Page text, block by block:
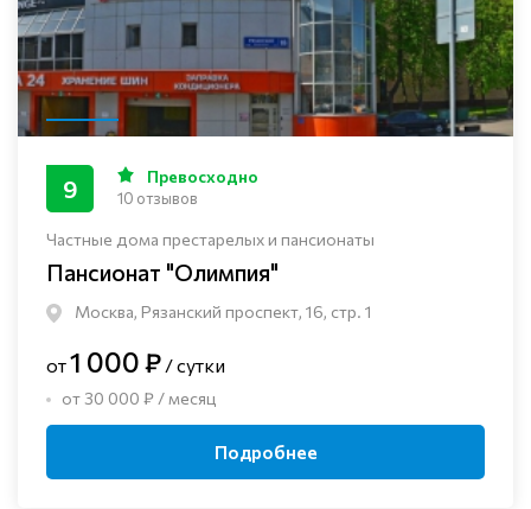
Частные дома престарелых и пансионаты
Пансионат "Олимпия"
Москва, Рязанский проспект, 16, стр. 1
9 Превосходно
10 отзывов
от1 000 ₽ / сутки
от 30 000 ₽ / месяц
Подробнее